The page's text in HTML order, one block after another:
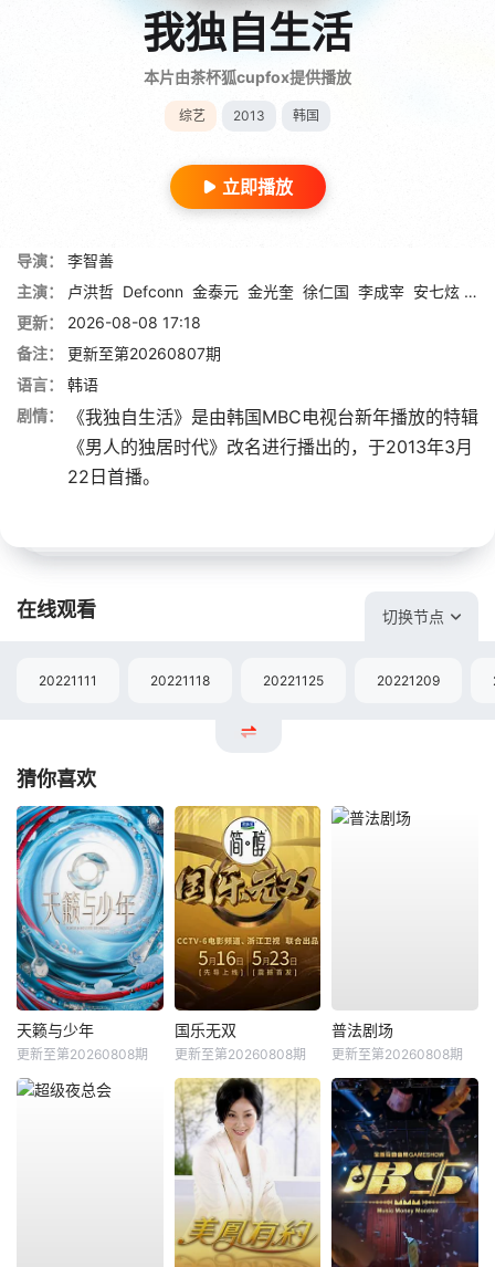
我独自生活
本片由茶杯狐cupfox提供播放
综艺 2013 韩国
立即播放
导演：
李智善
主演：
卢洪哲 Defconn 金泰元 金光奎 徐仁国 李成宰 安七炫 梁
更新：
2026-08-08 17:18
备注：
更新至第20260807期
语言：
韩语
剧情：
《我独自生活》是由韩国MBC电视台新年播放的特辑
《男人的独居时代》改名进行播出的，于2013年3月
22日首播。
在线观看 切换节点
20221111 20221118 20221125 20221209
猜你喜欢
天籁与少年
更新至第20260808期
国乐无双
更新至第20260808期
普法剧场
更新至第20260808期